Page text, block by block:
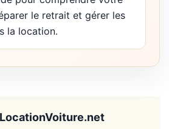
le retrait et gérer les
la location.